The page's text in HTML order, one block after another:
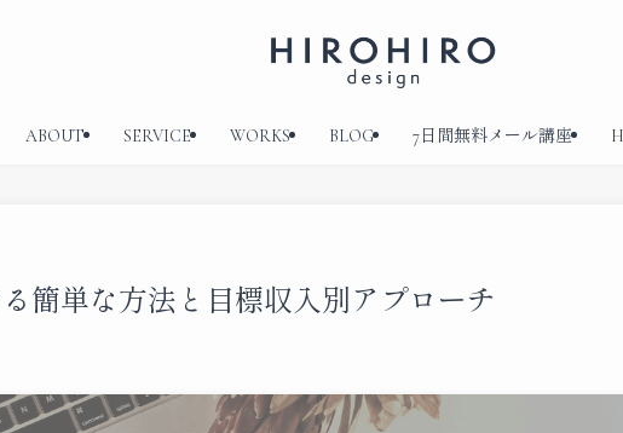
ABOUT SERVICE WORKS BLOG 7日間無料メール講座
簡単な方法と目標収入別アプローチ